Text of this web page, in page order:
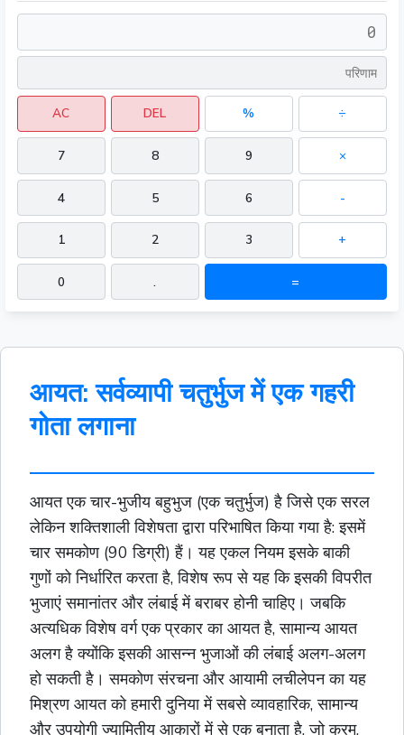
AC DEL % ÷
7 8 9 ×
4 5 6 -
1 2 3 +
0 . =
आयत: सर्वव्यापी चतुर्भुज में एक गहरी
गोता लगाना
आयत एक चार-भुजीयबहुभुज (एक चतुर्भुज) है जिसे एक सरल
लेकिन शक्तिशाली विशेषता द्वारा परिभाषित किया गया है: इसमें
चार समकोण (90 डिग्री) हैं। यह एकल नियम इसके बाकी
गुणों को निर्धारित करता है, विशेष रूप से यह कि इसकी विपरीत
भुजाएं समानांतर और लंबाई में बराबर होनी चाहिए। जबकि
अत्यधिक विशेषवर्गएक प्रकार का आयत है, सामान्य आयत
अलग है क्योंकि इसकी आसन्न भुजाओं की लंबाई अलग-अलग
हो सकती है। समकोण संरचना और आयामी लचीलेपन का यह
मिश्रण आयत को हमारी दुनिया में सबसे व्यावहारिक, सामान्य
और उपयोगी ज्यामितीय आकारों में से एक बनाता है, जो क्रम,